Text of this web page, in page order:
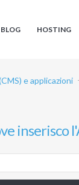
HOSTING
e applicazioni
inserisco